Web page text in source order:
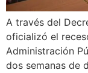
A través del
oficializó el
Administración
dos semanas de